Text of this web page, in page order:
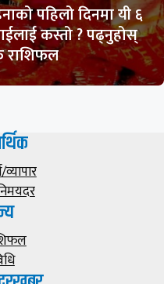
पहिलो दिनमा यी ६
कस्तो ? पढ्नुहोस्
राशिफल
व्यापार